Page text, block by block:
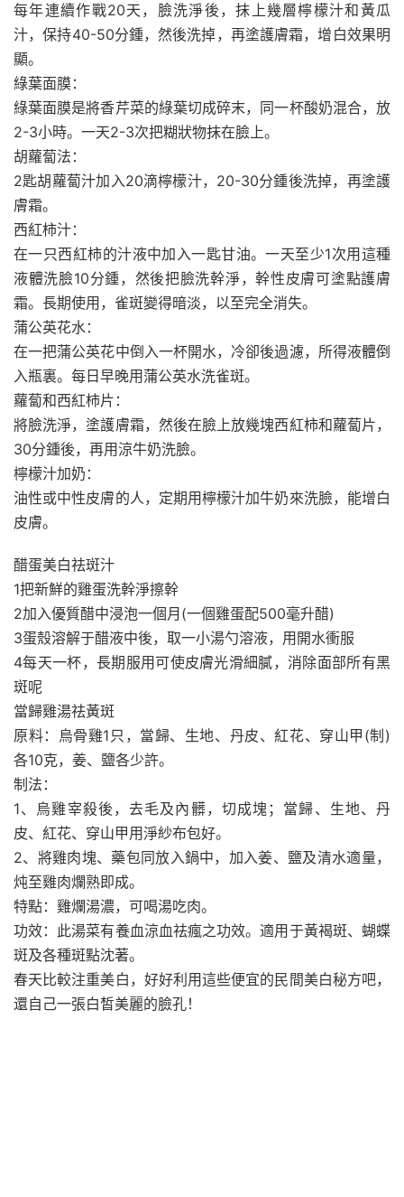
每年連續作戰20天，臉洗淨後，抹上幾層檸檬汁和黃瓜
汁，保持40-50分鍾，然後洗掉，再塗護膚霜，增白效果明
顯。
綠葉面膜：
綠葉面膜是將香芹菜的綠葉切成碎末，同一杯酸奶混合，放
2-3小時。一天2-3次把糊狀物抹在臉上。
胡蘿蔔法：
2匙胡蘿蔔汁加入20滴檸檬汁，20-30分鍾後洗掉，再塗護
膚霜。
西紅柿汁：
在一只西紅柿的汁液中加入一匙甘油。一天至少1次用這種
液體洗臉10分鍾，然後把臉洗幹淨，幹性皮膚可塗點護膚
霜。長期使用，雀斑變得暗淡，以至完全消失。
蒲公英花水：
在一把蒲公英花中倒入一杯開水，冷卻後過濾，所得液體倒
入瓶裏。每日早晚用蒲公英水洗雀斑。
蘿蔔和西紅柿片：
將臉洗淨，塗護膚霜，然後在臉上放幾塊西紅柿和蘿蔔片，
30分鍾後，再用涼牛奶洗臉。
檸檬汁加奶：
油性或中性皮膚的人，定期用檸檬汁加牛奶來洗臉，能增白
皮膚。
醋蛋美白祛斑汁
1把新鮮的雞蛋洗幹淨擦幹
2加入優質醋中浸泡一個月(一個雞蛋配500毫升醋)
3蛋殼溶解于醋液中後，取一小湯勺溶液，用開水衝服
4每天一杯，長期服用可使皮膚光滑細膩，消除面部所有黑
斑呢
當歸雞湯祛黃斑
原料：烏骨雞1只，當歸、生地、丹皮、紅花、穿山甲(制)
各10克，姜、鹽各少許。
制法：
1、烏雞宰殺後，去毛及內髒，切成塊；當歸、生地、丹
皮、紅花、穿山甲用淨紗布包好。
2、將雞肉塊、藥包同放入鍋中，加入姜、鹽及清水適量，
炖至雞肉爛熟即成。
特點：雞爛湯濃，可喝湯吃肉。
功效：此湯菜有養血涼血祛瘋之功效。適用于黃褐斑、蝴蝶
斑及各種斑點沈著。
春天比較注重美白，好好利用這些便宜的民間美白秘方吧，
還自己一張白皙美麗的臉孔！